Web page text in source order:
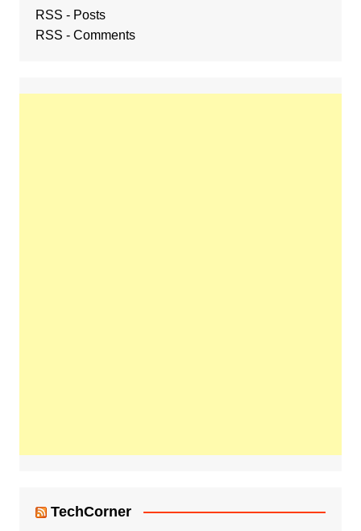
RSS - Posts
RSS - Comments
TechCorner